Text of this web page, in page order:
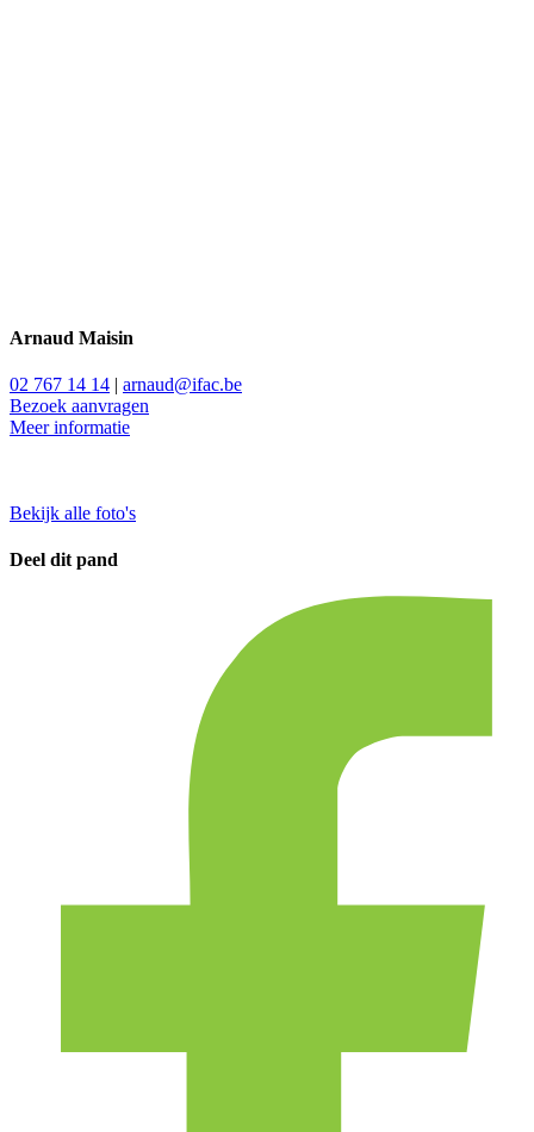
Arnaud Maisin
02 767 14 14 | arnaud@ifac.be
Bezoek aanvragen
Meer informatie
Bekijk alle foto's
Deel dit pand